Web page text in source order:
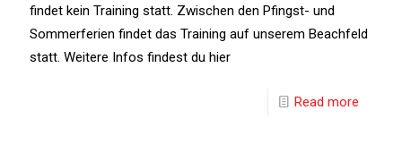
findet kein Training statt. Zwischen den Pfingst- und
Sommerferien findet das Training auf unserem Beachfeld
statt. Weitere Infos findest du hier
Read more